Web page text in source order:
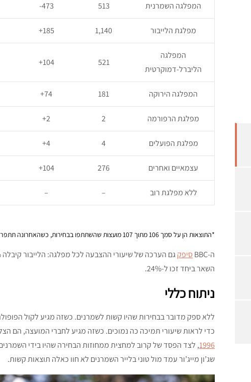
המפלגה השמרנית 513
473-
מפלגת הלייבור 1,140
185+
המפלגה
הליברל-דמוקרטית
521
104+
המפלגה הירוקה 181
74+
מפלגת הרפורמה 2
2+
מפלגת הפועלים 4
4+
עצמאיים ואחרים 276
104+
ללא מפלגת רוב –
–
*התוצאות הן על סמך 106 מתוך 107 מועצות שהשתתפו בבחירות, כשהאחרונה תתפרסם היום (א’). הפרסום הוא כעת כדי לא ליצור עיכובים בערב יום השואה.
ה-BBC סיפק
השאר ביחד זכו ל-24%.
ניתוח כללי
ללא ספק מדובר בבחירות שהיו קשות לשמרנים. כשזה מגיע לקול
כדי לראות שיעורי תמיכה כה נמוכים. כשזה מגיע לחברי המועצה, הם
1996, לצד הפסד של קרוב למחצית ממחוזות הבחירה שהיו בידי
שג’ון מייג’ור עמד מול טוני בלייר השמרנים לא חוו כאלה תוצאות קשות.